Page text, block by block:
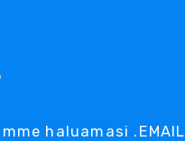
haluamasi .EMAIL